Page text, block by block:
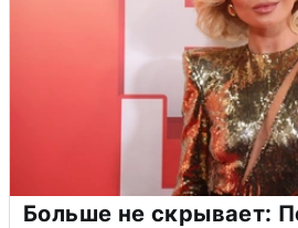
Больше не скрывает: